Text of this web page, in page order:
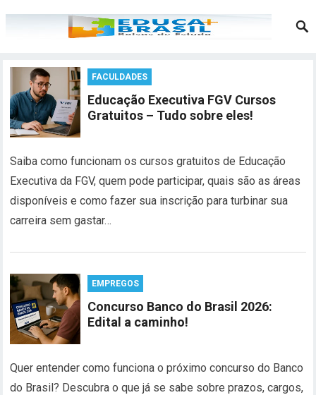
FACULDADES
Educação Executiva FGV Cursos
Gratuitos – Tudo sobre eles!
Saiba como funcionam os cursos gratuitos de Educação
Executiva da FGV, quem pode participar, quais são as áreas
disponíveis e como fazer sua inscrição para turbinar sua
carreira sem gastar…
EMPREGOS
Concurso Banco do Brasil 2026:
Edital a caminho!
Quer entender como funciona o próximo concurso do Banco
do Brasil? Descubra o que já se sabe sobre prazos, cargos,